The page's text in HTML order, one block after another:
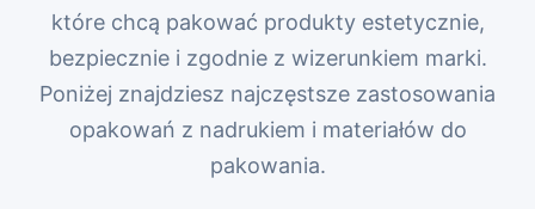
które chcą pakować produkty estetycznie,
bezpiecznie i zgodnie z wizerunkiem marki.
Poniżej znajdziesz najczęstsze zastosowania
opakowań z nadrukiem i materiałów do
pakowania.